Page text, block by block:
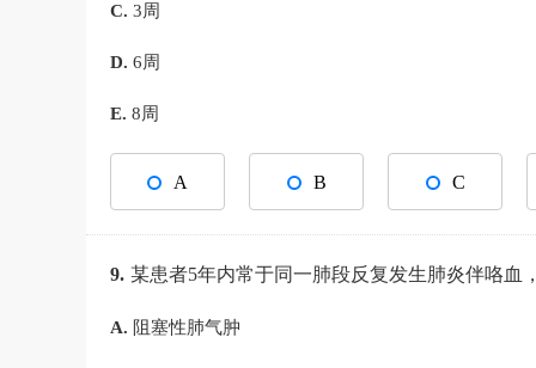
C. 3周
D. 6周
E. 8周
A B C
9. 某患者5年内常于同一肺段反复发生肺炎伴咯
A. 阻塞性肺气肿